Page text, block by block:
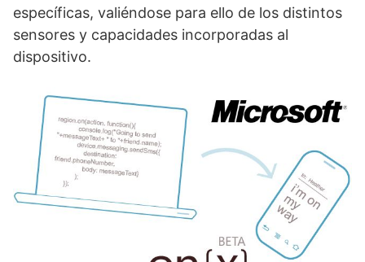
específicas, valiéndose para ello de los distintos
sensores y capacidades incorporadas al
dispositivo.